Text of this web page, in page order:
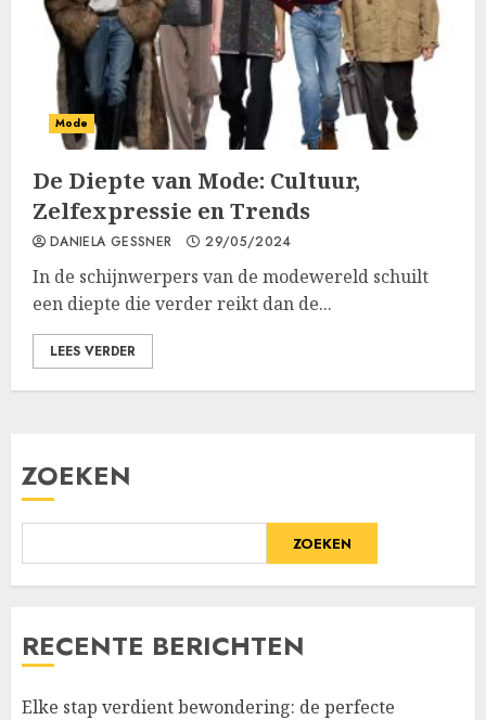
Mode
De Diepte van Mode: Cultuur,
Zelfexpressie en Trends
DANIELA GESSNER 29/05/2024
In de schijnwerpers van de modewereld schuilt
een diepte die verder reikt dan de...
LEES VERDER
ZOEKEN
ZOEKEN
RECENTE BERICHTEN
Elke stap verdient bewondering: de perfecte